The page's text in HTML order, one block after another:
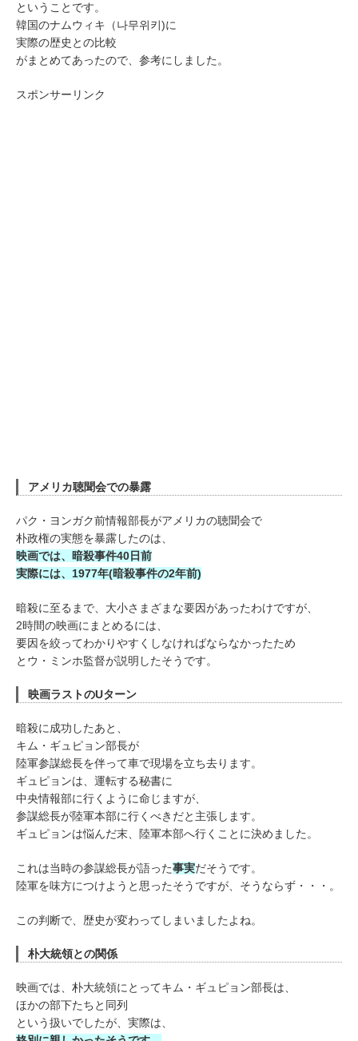
ということです。
韓国のナムウィキ（나무위키)に
実際の歴史との比較
がまとめてあったので、参考にしました。
スポンサーリンク
アメリカ聴聞会での暴露
パク・ヨンガク前情報部長がアメリカの聴聞会で
朴政権の実態を暴露したのは、
映画では、暗殺事件40日前
実際には、1977年(暗殺事件の2年前)
暗殺に至るまで、大小さまざまな要因があったわけですが、
2時間の映画にまとめるには、
要因を絞ってわかりやすくしなければならなかったため
とウ・ミンホ監督が説明したそうです。
映画ラストのUターン
暗殺に成功したあと、
キム・ギュピョン部長が
陸軍参謀総長を伴って車で現場を立ち去ります。
ギュピョンは、運転する秘書に
中央情報部に行くように命じますが、
参謀総長が陸軍本部に行くべきだと主張します。
ギュピョンは悩んだ末、陸軍本部へ行くことに決めました。
これは当時の参謀総長が語った事実だそうです。
陸軍を味方につけようと思ったそうですが、そうならず・・・。
この判断で、歴史が変わってしまいましたよね。
朴大統領との関係
映画では、朴大統領にとってキム・ギュピョン部長は、
ほかの部下たちと同列
という扱いでしたが、実際は、